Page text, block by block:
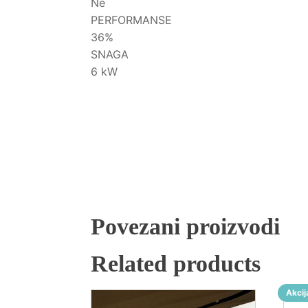
Ne
PERFORMANSE
36%
SNAGA
6 kW
Povezani proizvodi
Related products